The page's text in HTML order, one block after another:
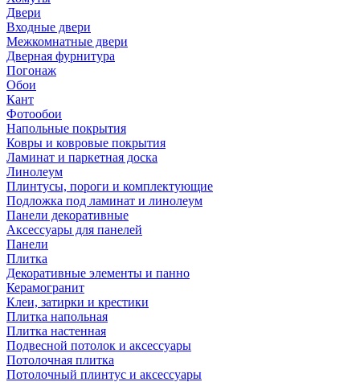
Двери
Входные двери
Межкомнатные двери
Дверная фурнитура
Погонаж
Обои
Кант
Фотообои
Напольные покрытия
Ковры и ковровые покрытия
Ламинат и паркетная доска
Линолеум
Плинтусы, пороги и комплектующие
Подложка под ламинат и линолеум
Панели декоративные
Аксессуары для панелей
Панели
Плитка
Декоративные элементы и панно
Керамогранит
Клеи, затирки и крестики
Плитка напольная
Плитка настенная
Подвесной потолок и аксессуары
Потолочная плитка
Потолочный плинтус и аксессуары